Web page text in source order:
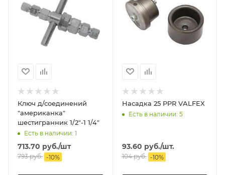
Ключ д/соединений
"американка"
шестигранник 1/2"-1 1/4"
Есть в наличии: 1
713.70 руб./шт
793руб. -10%
Насадка 25 PPR VALFEX
Есть в наличии: 5
93.60 руб./шт.
104руб. -10%